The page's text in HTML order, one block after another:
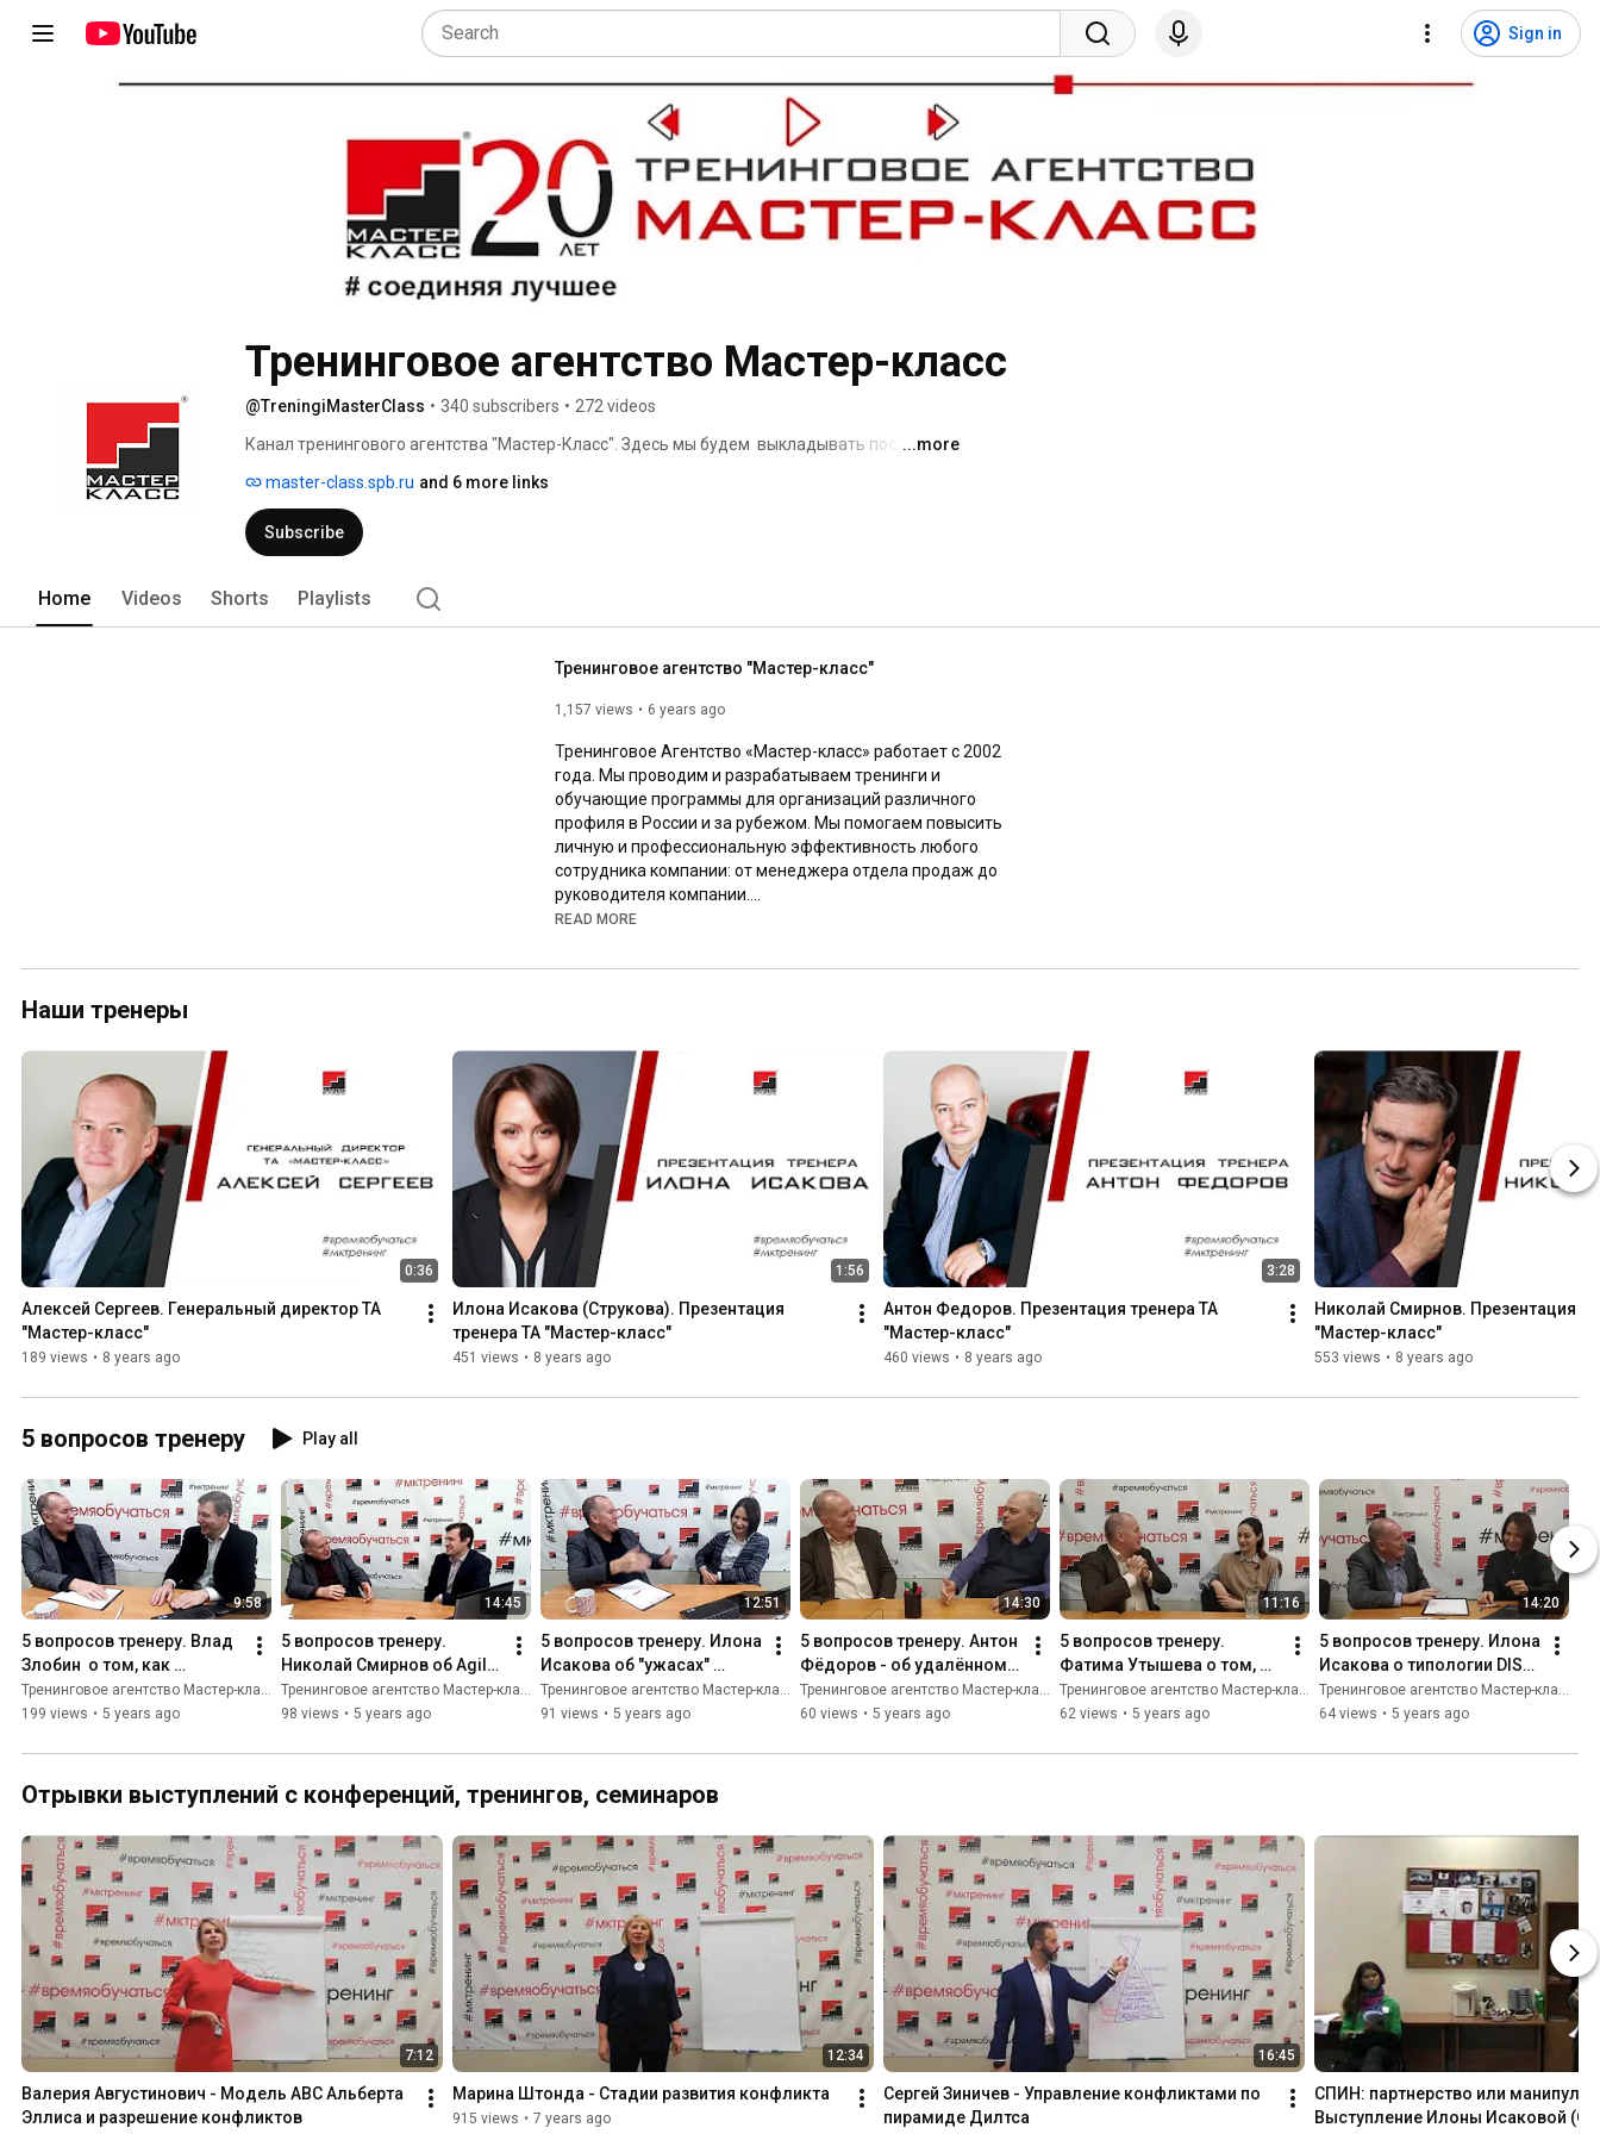
Sign in
Тренинговое агентство Мастер-класс
@TreningiMasterClass • 340 subscribers • 272 videos
Канал тренингового агентства "Мастер-Класс". Здесь мы будем  выкладывать последние
...more
master-class.spb.ru and 6 more links
Subscribe
Home Videos Shorts Playlists
Тренинговое агентство "Мастер-класс"
1,157 views 6 years ago
Тренинговое Агентство «Мастер-класс» работает с 2002
года. Мы проводим и разрабатываем тренинги и
обучающие программы для организаций различного
профиля в России и за рубежом. Мы помогаем повысить
личную и профессиональную эффективность любого
сотрудника компании: от менеджера отдела продаж до
руководителя компании.
вопросам управления и продвижения компаний на рынке,
Особое внимание мы уделяем эффективности наших
программ. Все тренинги разработаны на основе запросов
наших клиентов. Мы постоянно отслеживаем ситуацию на
рынке и предлагаем программы, отвечающие требованиям
современного бизнеса. Наши тренеры и консультанты
имеют большой опыт работы в бизнесе, что способствует
глубокому пониманию задач наших клиентов и
нахождению оптимального решения.
READ MORE
Наши тренеры
0:36
Алексей Сергеев. Генеральный директор ТА
"Мастер-класс"
189 views • 8 years ago
1:56
Илона Исакова (Струкова). Презентация
тренера ТА "Мастер-класс"
451 views • 8 years ago
3:28
Антон Федоров. Презентация тренера ТА
"Мастер-класс"
460 views • 8 years ago
Николай Смирнов. Презентация
"Мастер-класс"
553 views • 8 years ago
5 вопросов тренеру Play all
9:58
5 вопросов тренеру. Влад
Злобин  о том, как
заключать большие
сделки и нужны ли
Тренинговое агентство Мастер-класс
199 views • 5 years ago
14:45
5 вопросов тренеру.
Николай Смирнов об Agile,
об OKR и о требованиях
нового времени к бизнесу
Тренинговое агентство Мастер-класс
98 views • 5 years ago
12:51
5 вопросов тренеру. Илона
Исакова об "ужасах"
онлайн-тренингов,  о
банках и о психологии в
Тренинговое агентство Мастер-класс
91 views • 5 years ago
14:30
5 вопросов тренеру. Антон
Фёдоров - об удалённом
руководстве, с чем мы
столкнулись в эпоху
Тренинговое агентство Мастер-класс
60 views • 5 years ago
11:16
5 вопросов тренеру.
Фатима Утышева о том,
как работать с
информацией: что нам
Тренинговое агентство Мастер-класс
62 views • 5 years ago
14:20
5 вопросов тренеру. Илона
Исакова о типологии DISC,
как она работает и как её
применять
Тренинговое агентство Мастер-класс
64 views • 5 years ago
Отрывки выступлений с конференций, тренингов, семинаров
7:12
Валерия Августинович - Модель ABC Альберта
Эллиса и разрешение конфликтов
12:34
Марина Штонда - Стадии развития конфликта
915 views • 7 years ago
16:45
Сергей Зиничев - Управление конфликтами по
пирамиде Дилтса
СПИН: партнерство или
Выступление Илоны Исаковой